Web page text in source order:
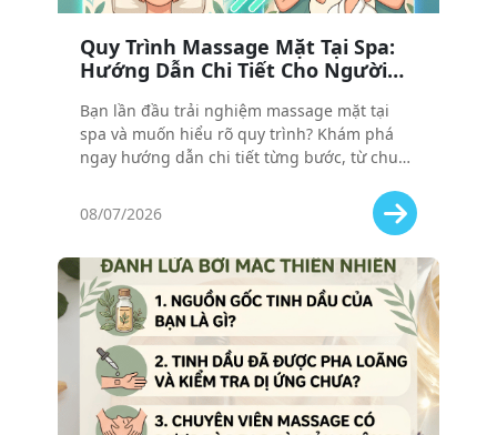
Quy Trình Massage Mặt Tại Spa:
Hướng Dẫn Chi Tiết Cho Người
Bạn lần đầu trải nghiệm massage mặt tại
spa và muốn hiểu rõ quy trình? Khám phá
ngay hướng dẫn chi tiết từng bước, từ chuẩn
tận hưởng trọn vẹn trải nghiệm thư giãn!
08/07/2026